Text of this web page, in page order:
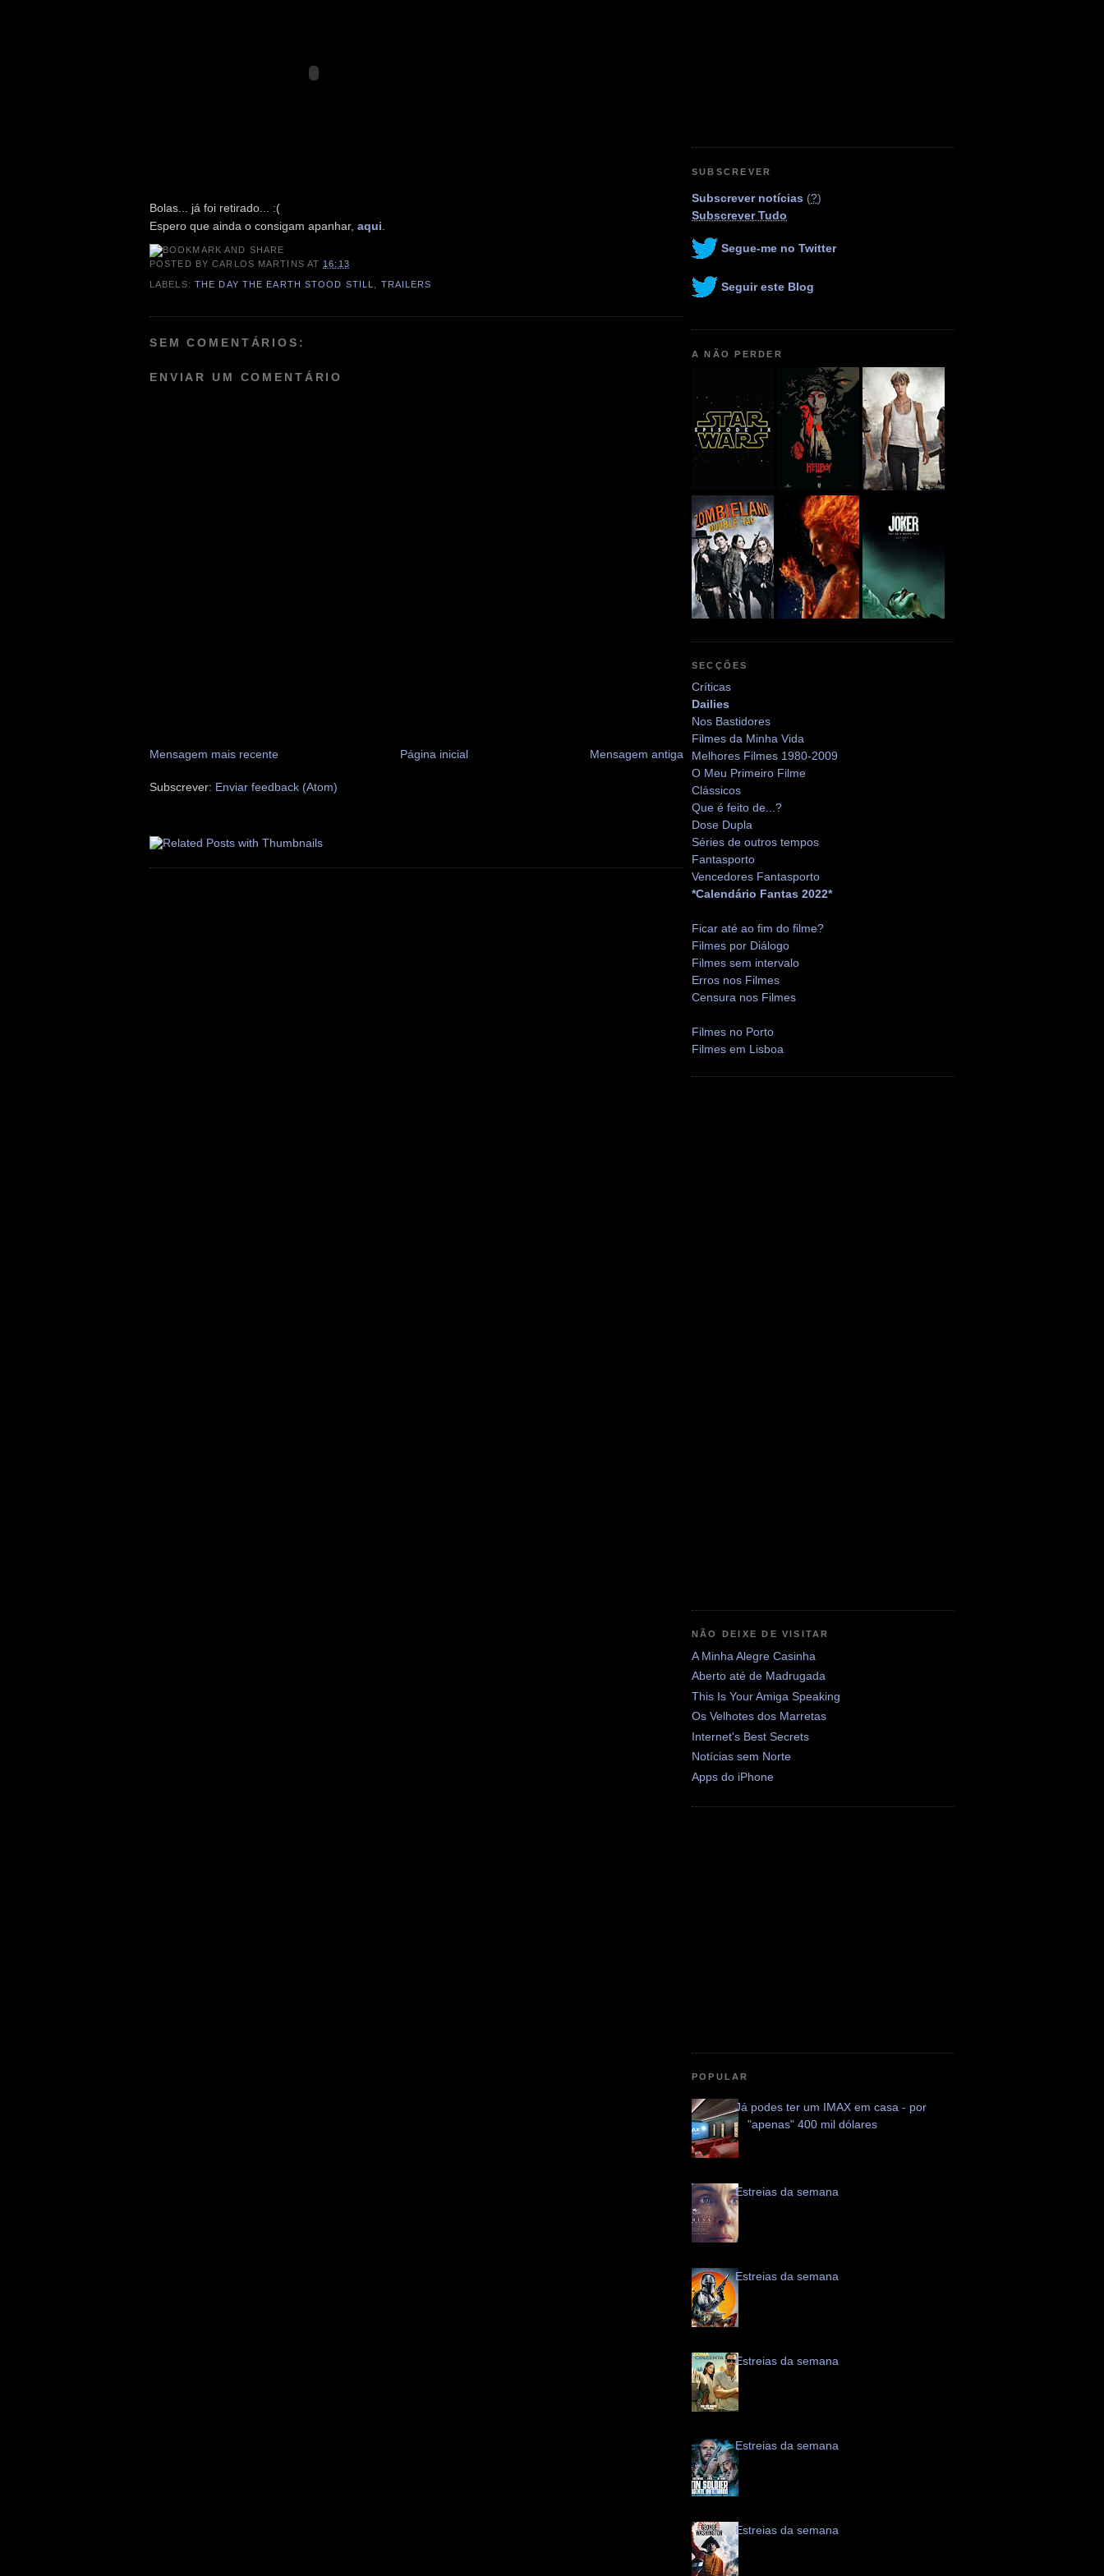
Bolas... já foi retirado... :(
Espero que ainda o consigam apanhar, aqui
POSTED BYCARLOS MARTINS AT 16:13
LABELS: THE DAY THE EARTH STOOD STILL TRAILERS
SEM COMENTÁRIOS:
ENVIAR UM COMENTÁRIO
Mensagem mais recente Mensagem antiga
Página inicial
Subscrever: Enviar feedback (Atom)
SUBSCREVER
Subscrever notícias (?)
Subscrever Tudo
Segue-me no Twitter
Seguir este Blog
A NÃO PERDER
SECÇÕES
Críticas
Dailies
Nos Bastidores
Filmes da Minha Vida
Melhores Filmes 1980-2009
O Meu Primeiro Filme
Clássicos
Que é feito de...?
Dose Dupla
Séries de outros tempos
Fantasporto
Vencedores Fantasporto
*Calendário Fantas 2022*
Ficar até ao fim do filme?
Filmes por Diálogo
Filmes sem intervalo
Erros nos Filmes
Censura nos Filmes
Filmes no Porto
Filmes em Lisboa
NÃO DEIXE DE VISITAR
A Minha Alegre Casinha
Aberto até de Madrugada
This Is Your Amiga Speaking
Os Velhotes dos Marretas
Internet's Best Secrets
Notícias sem Norte
Apps do iPhone
POPULAR
Já podes ter um IMAX em casa - por
"apenas" 400 mil dólares
Estreias da semana
Estreias da semana
Estreias da semana
Estreias da semana
Estreias da semana